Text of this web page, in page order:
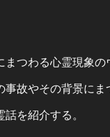
つわる心霊現象
故やその背景に
を紹介する。